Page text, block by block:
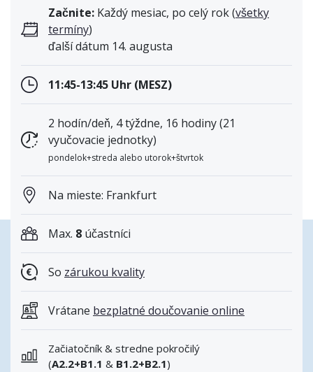
Začnite: Každý mesiac, po celý rok (všetky
termíny)
ďalší dátum 14. augusta
11:45-13:45 Uhr (MESZ)
2 hodín/deň, 4 týždne, 16 hodiny (21
vyučovacie jednotky)
pondelok+streda alebo utorok+štvrtok
Na mieste: Frankfurt
Max. 8 účastníci
So zárukou kvality
Vrátane bezplatné doučovanie online
Začiatočník & stredne pokročilý
(A2.2+B1.1 & B1.2+B2.1)